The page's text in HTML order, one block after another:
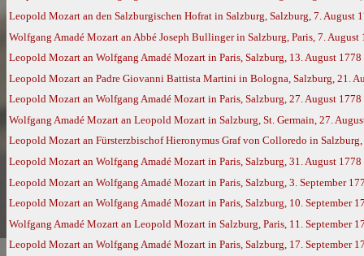
Leopold Mozart an den Salzburgischen Hofrat in Salzburg, Salzburg, 7. August
Wolfgang Amadé Mozart an Abbé Joseph Bullinger in Salzburg, Paris, 7. August
Leopold Mozart an Wolfgang Amadé Mozart in Paris, Salzburg, 13. August
Leopold Mozart an Padre Giovanni Battista Martini in Bologna, Salzburg, 21.
Leopold Mozart an Wolfgang Amadé Mozart in Paris, Salzburg, 27. August
Wolfgang Amadé Mozart an Leopold Mozart in Salzburg, St. Germain, 27.
Leopold Mozart an Fürsterzbischof Hieronymus Graf von Colloredo in
Leopold Mozart an Wolfgang Amadé Mozart in Paris, Salzburg, 31. August
Leopold Mozart an Wolfgang Amadé Mozart in Paris, Salzburg, 3. September
Leopold Mozart an Wolfgang Amadé Mozart in Paris, Salzburg, 10.
Wolfgang Amadé Mozart an Leopold Mozart in Salzburg, Paris, 11. September
Leopold Mozart an Wolfgang Amadé Mozart in Paris, Salzburg, 17. September